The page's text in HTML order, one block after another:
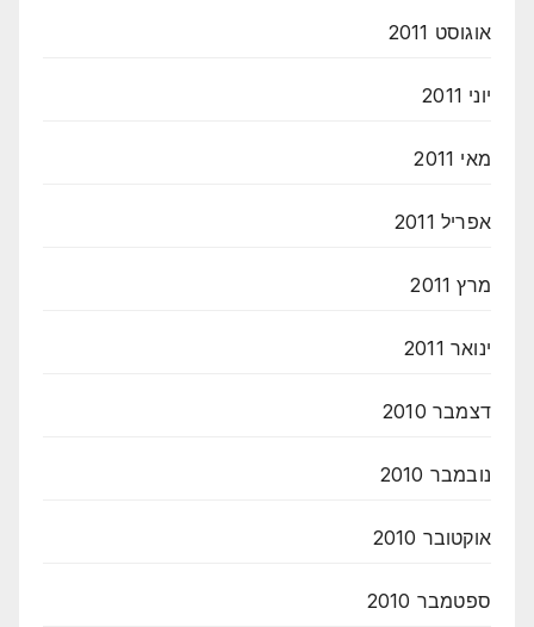
אוגוסט 2011
יוני 2011
מאי 2011
אפריל 2011
מרץ 2011
ינואר 2011
דצמבר 2010
נובמבר 2010
אוקטובר 2010
ספטמבר 2010